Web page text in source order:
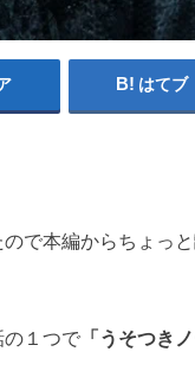
はてブ
で本編からちょっ
の１つで 「うそつき